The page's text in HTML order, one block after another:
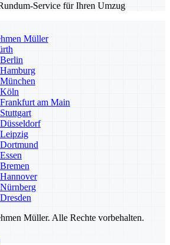
Service für Ihren Umzug
Müller
am Main
Müller. Alle Rechte vorbehalten.